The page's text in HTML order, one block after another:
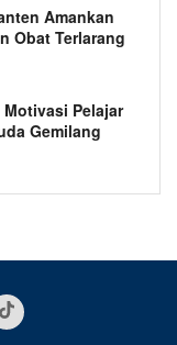
Amankan
Obat Terlarang
Pelajar
Gemilang